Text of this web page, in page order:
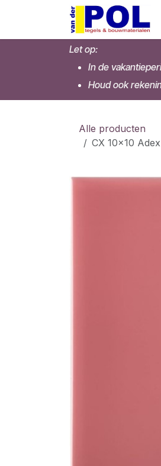
Overslaan naar inhoud
Let op:
In de
Houd ook
Alle producten
CX 10x10